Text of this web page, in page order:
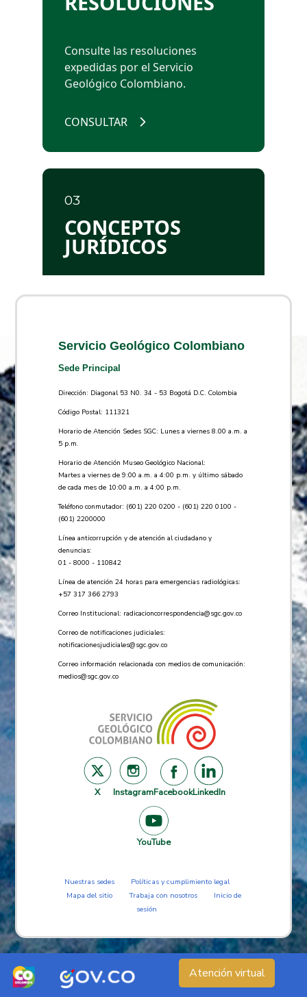
Servicio Geológico Colombiano
Sede Principal
Dirección: Diagonal 53 N0. 34 - 53 Bogotá D.C. Colombia
Código Postal: 111321
Horario de Atención Sedes SGC: Lunes a viernes 8.00 a.m. a
5 p.m.
Horario de Atención Museo Geológico Nacional:
Martes a viernes de 9:00 a.m. a 4:00 p.m. y último sábado
de cada mes de 10:00 a.m. a 4:00 p.m.
Teléfono conmutador: (601) 220 0200 - (601) 220 0100 -
(601) 2200000
Línea anticorrupción y de atención al ciudadano y
denuncias:
01 - 8000 - 110842
Línea de atención 24 horas para emergencias radiológicas:
+57 ​317 366 2793
Correo Institucional: radicacioncorrespondencia@sgc.gov.co
Correo de notificaciones judiciales:
notificacionesjudiciales@sgc.gov.co
Correo información relacionada con medios de comunicación:
medios@sgc.gov.co
X InstagramFacebookLinkedIn
YouTube
Nuestras sedes
Políticas y cumplimiento legal
Mapa del sitio
Trabaja con nosotros
Inicio de
sesión
Atención virtual